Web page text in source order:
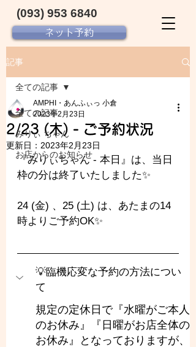
ネット予約
(093) 953 6840‬
記事
全ての記事
みりぃ ちゃん
お店からのお知らせ
全ての記事
2/23 (木) - ご予約状況
AMPHI・あんふぃっ 小倉
2023年2月23日
更新日： 2023年2月23日
『みりぃちゃん - 本日』は、当日
枠の分は終了いたしました✨️
24 (金) 、25 (土) は、あたまの14
時よりご予約OK✨️
💡臨機応変な予約の方法につい
て
規定の定休日で『水曜がご本人
のお休み』『日曜がお店全体の
お休み』となっておりますが、